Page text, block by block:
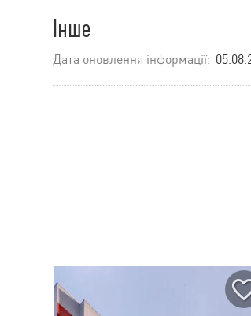
Інше
Дата оновлення інформації: